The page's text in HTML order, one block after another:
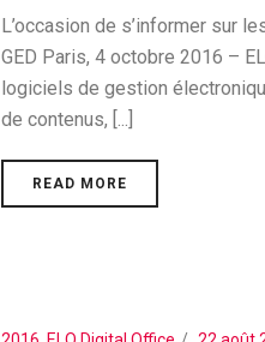
L’occasion de s’informer sur
GED Paris, 4 octobre 2016 –
logiciels de gestion
de contenus, [...]
READ MORE